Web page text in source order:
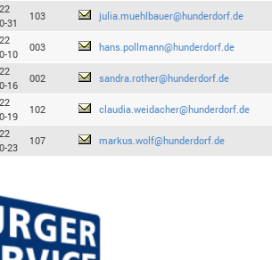
31
103 julia.muehlbauer@hunderdorf.de
10
003 hans.pollmann@hunderdorf.de
16
002 sandra.rother@hunderdorf.de
19
102 claudia.weidacher@hunderdorf.de
23
107 markus.wolf@hunderdorf.de